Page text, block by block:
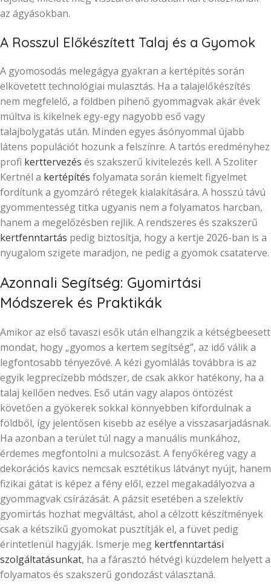
az ágyásokban.
A Rosszul Előkészített Talaj és a Gyomok
A gyomosodás melegágya gyakran a kertépítés során
elkövetett technológiai mulasztás. Ha a talajelőkészítés
nem megfelelő, a földben pihenő gyommagvak akár évek
múltva is kikelnek egy-egy nagyobb eső vagy
talajbolygatás után. Minden egyes ásónyommal újabb
látens populációt hozunk a felszínre. A tartós eredményhez
profi kerttervezés és szakszerű kivitelezés kell. A Szoliter
Kertnél a kertépítés folyamata során kiemelt figyelmet
fordítunk a gyomzáró rétegek kialakítására. A hosszú távú
gyommentesség titka ugyanis nem a folyamatos harcban,
hanem a megelőzésben rejlik. A rendszeres és szakszerű
kertfenntartás pedig biztosítja, hogy a kertje 2026-ban is a
nyugalom szigete maradjon, ne pedig a gyomok csataterve.
Azonnali Segítség: Gyomirtási
Módszerek és Praktikák
Amikor az első tavaszi esők után elhangzik a kétségbeesett
mondat, hogy „gyomos a kertem segítség”, az idő válik a
legfontosabb tényezővé. A kézi gyomlálás továbbra is az
egyik legprecízebb módszer, de csak akkor hatékony, ha a
talaj kellően nedves. Eső után vagy alapos öntözést
követően a gyökerek sokkal könnyebben kifordulnak a
földből, így jelentősen kisebb az esélye a visszasarjadásnak.
Ha azonban a terület túl nagy a manuális munkához,
érdemes megfontolni a mulcsozást. A fenyőkéreg vagy a
dekorációs kavics nemcsak esztétikus látványt nyújt, hanem
fizikai gátat is képez a fény elől, ezzel megakadályozva a
gyommagvak csírázását. A pázsit esetében a szelektív
gyomirtás hozhat megváltást, ahol a célzott készítmények
csak a kétszikű gyomokat pusztítják el, a füvet pedig
érintetlenül hagyják. Ismerje meg kertfenntartási
szolgáltatásunkat, ha a fárasztó hétvégi küzdelem helyett a
folyamatos és szakszerű gondozást választaná.